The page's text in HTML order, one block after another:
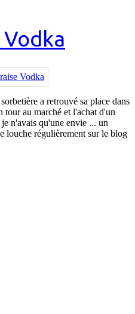
a retrouvé sa place dans
au marché et l'achat d'un
n'avais qu'une envie ... un
louche régulièrement sur le blog